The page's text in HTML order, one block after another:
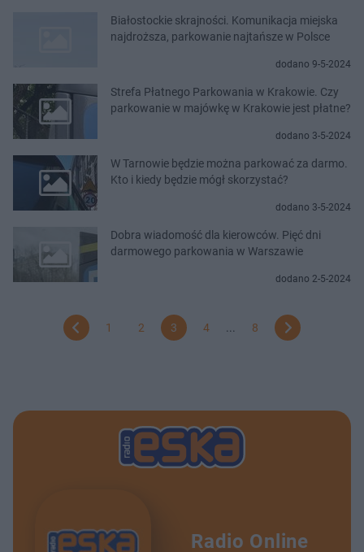
Białostockie skrajności. Komunikacja miejska
najdroższa, parkowanie najtańsze w Polsce
dodano 9-5-2024
Strefa Płatnego Parkowania w Krakowie. Czy
parkowanie w majówkę w Krakowie jest płatne?
dodano 3-5-2024
W Tarnowie będzie można parkować za darmo.
Kto i kiedy będzie mógł skorzystać?
dodano 3-5-2024
Dobra wiadomość dla kierowców. Pięć dni
darmowego parkowania w Warszawie
dodano 2-5-2024
1 2 3 4 8
Radio Online